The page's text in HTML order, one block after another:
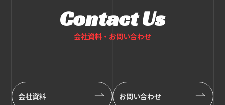
Contact Us
会社資料・お問い合わせ
会社資料 お問い合わせ